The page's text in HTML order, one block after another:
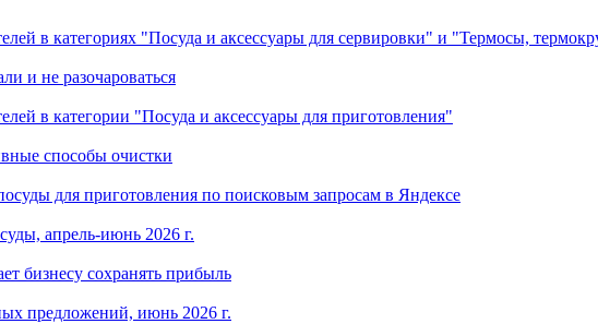
в категориях "Посуда и аксессуары для сервировки" и "Термосы,
и не разочароваться
в категории "Посуда и аксессуары для приготовления"
способы очистки
для приготовления по поисковым запросам в Яндексе
апрель-июнь 2026 г.
бизнесу сохранять прибыль
предложений, июнь 2026 г.